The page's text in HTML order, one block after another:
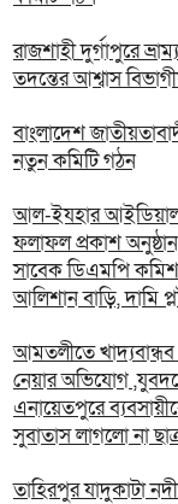
রাজশাহী দুর্গাপুরে
তদন্তের আশ্বাস
বাংলাদেশ
নতুন কমিটি গঠন
আল-ইযহার আইডিয়াল
ফলাফল প্রকাশ
সাবেক ডিএমপি
আলিশান বাড়ি, দামি
আমতলীতে
নেয়ার অভিযোগ
এনায়েতপুরে
সুবাতাস লাগলো না
তাহিরপুর যাদুকাটা